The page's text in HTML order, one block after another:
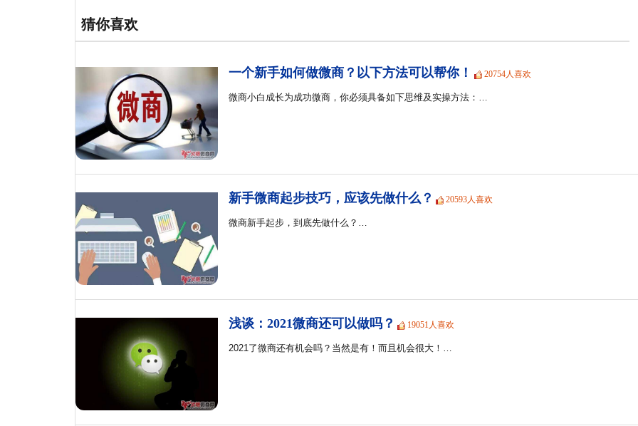
猜你喜欢
一个新手如何做微商？以下方法可以帮你！ 20754人喜欢
微商小白成长为成功微商，你必须具备如下思维及实操方法：…
新手微商起步技巧，应该先做什么？ 20593人喜欢
微商新手起步，到底先做什么？…
浅谈：2021微商还可以做吗？ 19051人喜欢
2021了微商还有机会吗？当然是有！而且机会很大！…